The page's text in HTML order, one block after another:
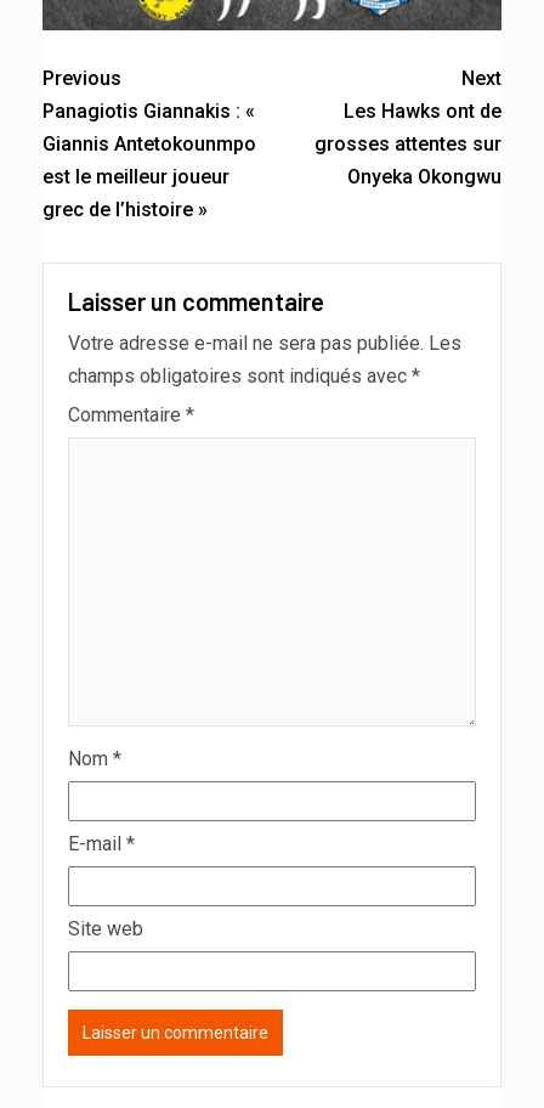
Previous
Panagiotis Giannakis : «
Giannis Antetokounmpo
est le meilleur joueur
grec de l’histoire »
Next
Les Hawks ont de
grosses attentes sur
Onyeka Okongwu
Laisser un commentaire
Votre adresse e-mail ne sera pas publiée. Les
champs obligatoires sont indiqués avec *
Commentaire *
Nom *
E-mail *
Site web